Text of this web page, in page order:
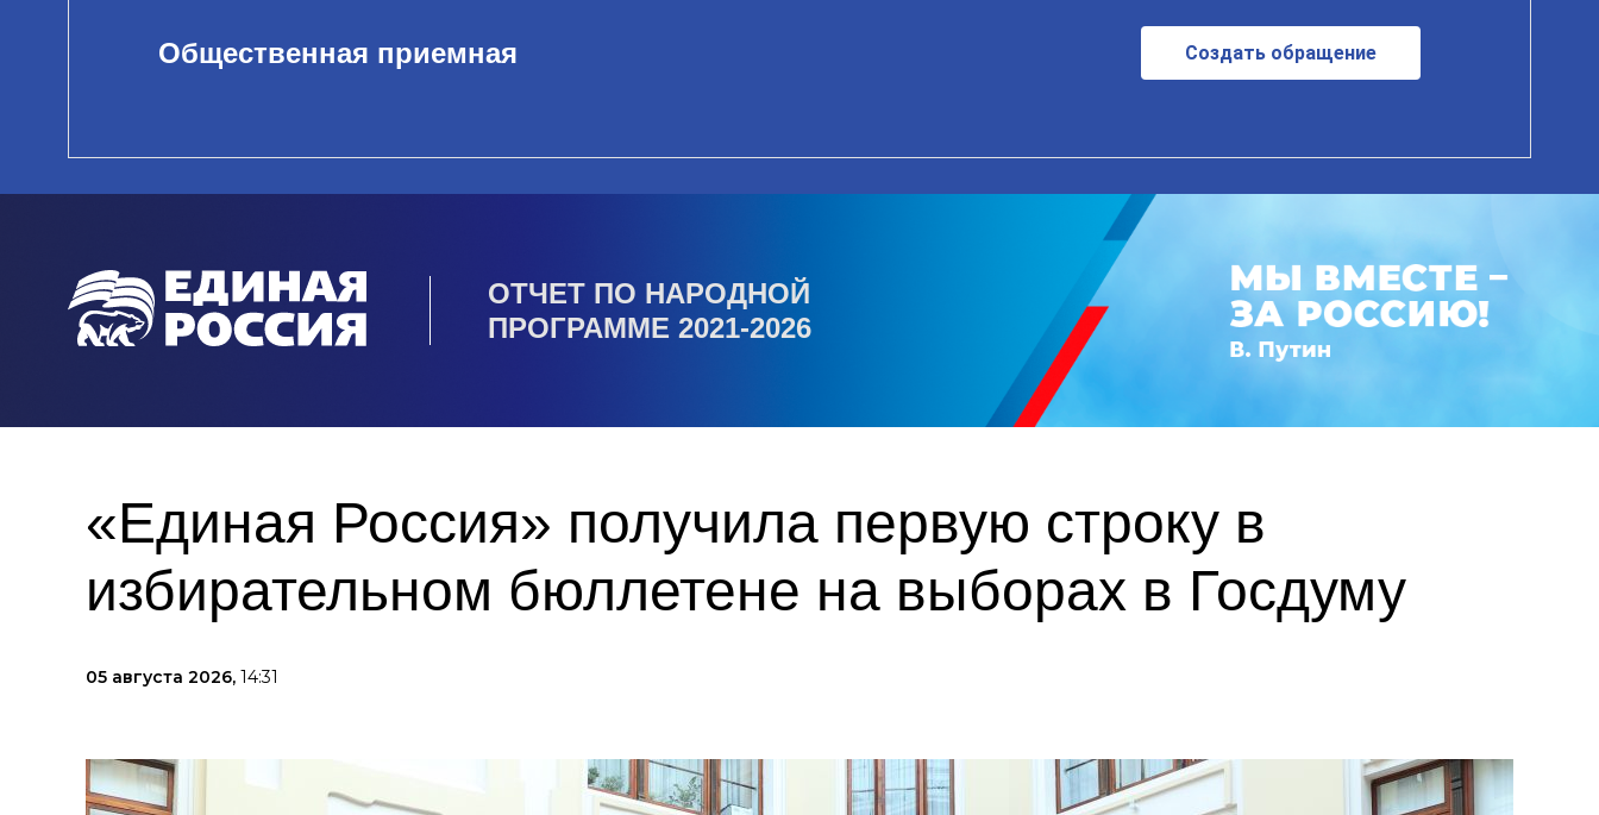
Общественная приемная Создать обращение
ОТЧЕТ ПО НАРОДНОЙ
ПРОГРАММЕ 2021-2026
«Единая Россия» получила первую строку в
избирательном бюллетене на выборах в Госдуму
05 августа 2026, 14:31